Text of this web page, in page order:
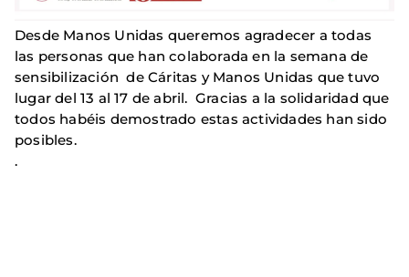
Desde Manos Unidas queremos agradecer a todas
las personas que han colaborada en la semana de
sensibilización de Cáritas y Manos Unidas que tuvo
lugar del 13 al 17 de abril. Gracias a la solidaridad que
todos habéis demostrado estas actividades han sido
posibles.
.